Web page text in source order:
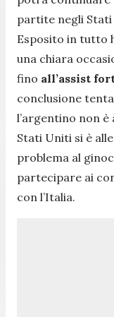
partite negli
Esposito in tutto
una chiara
fino all’assist
conclusione
l’argentino non è
Stati Uniti si è
problema al
partecipare ai
con l’Italia.